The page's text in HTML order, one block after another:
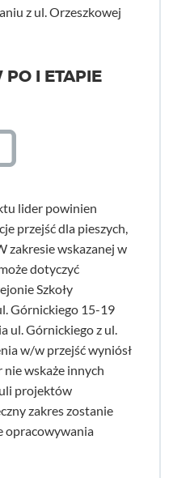
z ul. Orzeszkowej
I ETAPIE
lider powinien
przejść dla pieszych,
zakresie wskazanej w
dotyczyć
Szkoły
Górnickiego 15-19
ul. Górnickiego z ul.
w/w przejść wyniósł
nie wskaże innych
projektów
zakres zostanie
opracowywania